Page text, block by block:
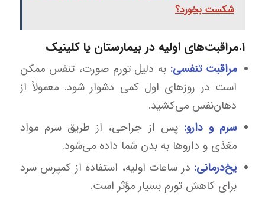
شکست بخورد؟
۱.مراقبت‌های اولیه در بیمارستان یا کلینیک
مراقبت تنفسی: به دلیل تورم صورت، تنفس ممکن
است در روزهای اول کمی دشوار شود. معمولاً از
دهان‌نفس می‌کشید.
سرم و دارو: پس از جراحی، از طریق سرم مواد
مغذی و داروها به بدن شما داده می‌شود.
یخ‌درمانی: در ساعات اولیه، استفاده از کمپرس سرد
برای کاهش تورم بسیار مؤثر است.